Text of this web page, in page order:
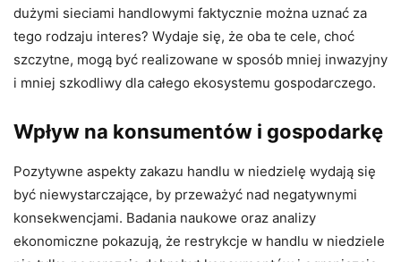
dużymi sieciami handlowymi faktycznie można uznać za
tego rodzaju interes? Wydaje się, że oba te cele, choć
szczytne, mogą być realizowane w sposób mniej inwazyjny
i mniej szkodliwy dla całego ekosystemu gospodarczego.
Wpływ na konsumentów i gospodarkę
Pozytywne aspekty zakazu handlu w niedzielę wydają się
być niewystarczające, by przeważyć nad negatywnymi
konsekwencjami. Badania naukowe oraz analizy
ekonomiczne pokazują, że restrykcje w handlu w niedziele